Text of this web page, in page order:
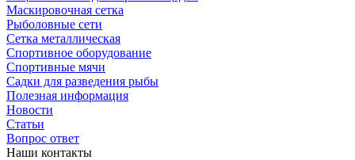
Маскировочная сетка
Рыболовные сети
Сетка металлическая
Спортивное оборудование
Спортивные мячи
Садки для разведения рыбы
Полезная информация
Новости
Статьи
Вопрос ответ
Наши контакты